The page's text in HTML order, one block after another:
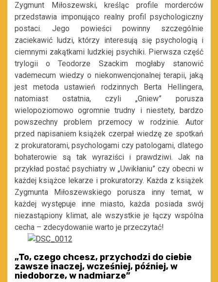
Zygmunt Miłoszewski, kreśląc profile morderców
przedstawia imponująco realny profil psychologiczny
postaci. Jego powieści powinny szczególnie
zaciekawić ludzi, którzy interesują się psychologią i
ciemnymi zakątkami ludzkiej psychiki. Pierwsza część
trylogii o Teodorze Szackim mogłaby stanowić
vademecum wiedzy o niekonwencjonalnej terapii, jaką
jest metoda ustawień rodzinnych Berta Hellingera,
natomiast ostatnia, czyli „Gniew” porusza
wielopoziomowo ogromnie trudny i niestety, bardzo
powszechny problem przemocy w rodzinie. Autor
przed napisaniem książek czerpał wiedzę ze spotkań
z prokuratorami, psychologami czy patologami, dlatego
bohaterowie są tak wyraziści i prawdziwi. Jak na
przykład postać psychiatry w „Uwikłaniu” czy obecni w
każdej książce lekarze i prokuratorzy. Każda z książek
Zygmunta Miłoszewskiego porusza inny temat, w
każdej występuje inne miasto, każda posiada swój
niezastąpiony klimat, ale wszystkie je łączy wspólna
cecha – zdecydowanie warto je przeczytać!
„To, czego chcesz, przychodzi do ciebie
zawsze inaczej, wcześniej, później, w
niedoborze, w nadmiarze”